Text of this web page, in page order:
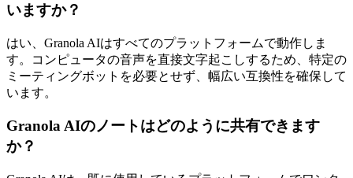
いますか？
はい、Granola AIはすべてのプラットフォームで動作しま
す。コンピュータの音声を直接文字起こしするため、特定の
ミーティングボットを必要とせず、幅広い互換性を確保して
います。
Granola AIのノートはどのように共有できます
か？